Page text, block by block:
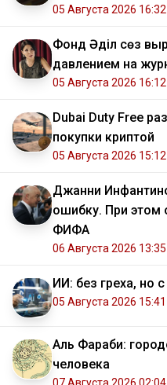
05 Августа 2026 16:32
Фонд Әділ сөз
давлением на
05 Августа 2026 16:12
Dubai Duty Free
покупки криптой
05 Августа 2026 15:12
Джанни
ошибку. При этом
ФИФА
06 Августа 2026 13:35
ИИ: без греха, но
05 Августа 2026 15:41
Аль Фараби:
человека